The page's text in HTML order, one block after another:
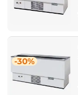
-30%